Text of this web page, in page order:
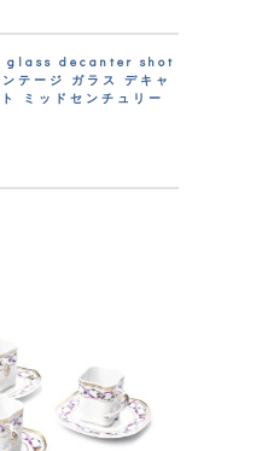
decanter shot
テージ ガラス デキャ
ミッドセンチュリー